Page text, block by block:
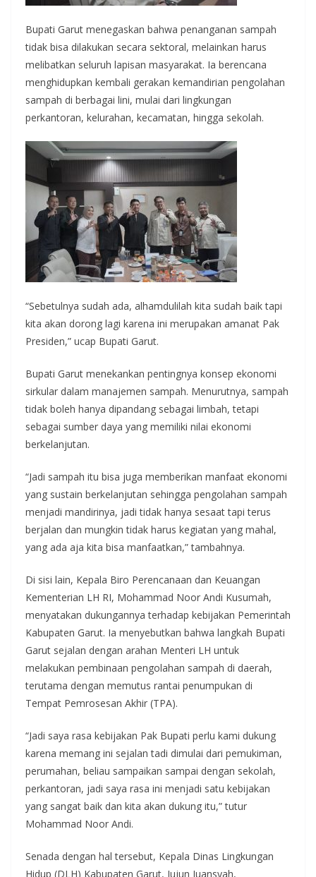
Bupati Garut menegaskan bahwa penanganan sampah
tidak bisa dilakukan secara sektoral, melainkan harus
melibatkan seluruh lapisan masyarakat. Ia berencana
menghidupkan kembali gerakan kemandirian pengolahan
sampah di berbagai lini, mulai dari lingkungan
perkantoran, kelurahan, kecamatan, hingga sekolah.
“Sebetulnya sudah ada, alhamdulilah kita sudah baik tapi
kita akan dorong lagi karena ini merupakan amanat Pak
Presiden,” ucap Bupati Garut.
Bupati Garut menekankan pentingnya konsep ekonomi
sirkular dalam manajemen sampah. Menurutnya, sampah
tidak boleh hanya dipandang sebagai limbah, tetapi
sebagai sumber daya yang memiliki nilai ekonomi
berkelanjutan.
“Jadi sampah itu bisa juga memberikan manfaat ekonomi
yang sustain berkelanjutan sehingga pengolahan sampah
menjadi mandirinya, jadi tidak hanya sesaat tapi terus
berjalan dan mungkin tidak harus kegiatan yang mahal,
yang ada aja kita bisa manfaatkan,” tambahnya.
Di sisi lain, Kepala Biro Perencanaan dan Keuangan
Kementerian LH RI, Mohammad Noor Andi Kusumah,
menyatakan dukungannya terhadap kebijakan Pemerintah
Kabupaten Garut. Ia menyebutkan bahwa langkah Bupati
Garut sejalan dengan arahan Menteri LH untuk
melakukan pembinaan pengolahan sampah di daerah,
terutama dengan memutus rantai penumpukan di
Tempat Pemrosesan Akhir (TPA).
“Jadi saya rasa kebijakan Pak Bupati perlu kami dukung
karena memang ini sejalan tadi dimulai dari pemukiman,
perumahan, beliau sampaikan sampai dengan sekolah,
perkantoran, jadi saya rasa ini menjadi satu kebijakan
yang sangat baik dan kita akan dukung itu,” tutur
Mohammad Noor Andi.
Senada dengan hal tersebut, Kepala Dinas Lingkungan
Hidup (DLH) Kabupaten Garut, Jujun Juansyah,